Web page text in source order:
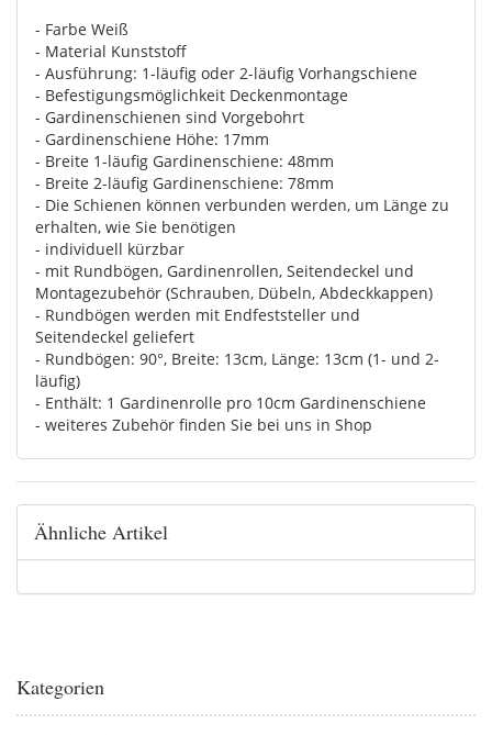
- Farbe Weiß
- Material Kunststoff
- Ausführung: 1-läufig oder 2-läufig Vorhangschiene
- Befestigungsmöglichkeit Deckenmontage
- Gardinenschienen sind Vorgebohrt
- Gardinenschiene Höhe: 17mm
- Breite 1-läufig Gardinenschiene: 48mm
- Breite 2-läufig Gardinenschiene: 78mm
- Die Schienen können verbunden werden, um Länge zu
erhalten, wie Sie benötigen
- individuell kürzbar
- mit Rundbögen, Gardinenrollen, Seitendeckel und
Montagezubehör (Schrauben, Dübeln, Abdeckkappen)
- Rundbögen werden mit Endfeststeller und
Seitendeckel geliefert
- Rundbögen: 90°, Breite: 13cm, Länge: 13cm (1- und 2-
läufig)
- Enthält: 1 Gardinenrolle pro 10cm Gardinenschiene
- weiteres Zubehör finden Sie bei uns in Shop
Ähnliche Artikel
Kategorien